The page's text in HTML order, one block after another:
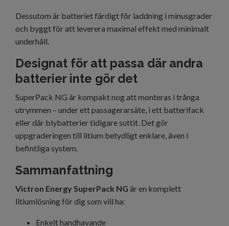
Dessutom är batteriet färdigt för laddning i minusgrader
och byggt för att leverera maximal effekt med minimalt
underhåll.
Designat för att passa där andra
batterier inte gör det
SuperPack NG är kompakt nog att monteras i trånga
utrymmen – under ett passagerarsäte, i ett batterifack
eller där blybatterier tidigare suttit. Det gör
uppgraderingen till litium betydligt enklare, även i
befintliga system.
Sammanfattning
Victron Energy SuperPack NG är en komplett
litiumlösning för dig som vill ha:
Enkelt handhavande